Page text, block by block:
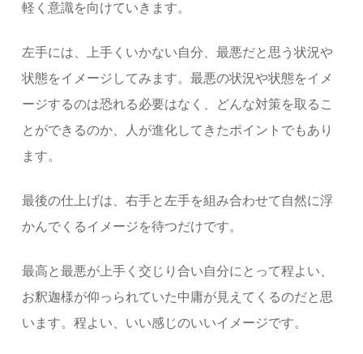
軽く意識を向けていきます。
左手には、上手くいかない自分、最悪だと思う状況や
状態をイメージしてみます。最悪の状況や状態をイメ
ージするのは恐れる必要はなく、どんな対策を取るこ
とができるのか、人が進化してきたポイントでもあり
ます。
最後の仕上げは、右手と左手を組み合わせて自然に浮
かんでくるイメージを待つだけです。
最高と最悪が上手く交じり合い自分にとって程よい、
お釈迦様が仰っられていた中庸が見えてくるのだと思
います。程よい、いい感じのいいイメージです。